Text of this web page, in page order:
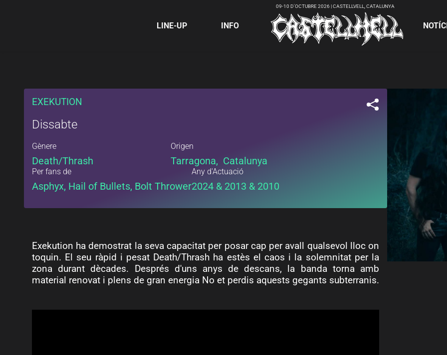
LINE-UP INFO
09-10 D'OCTUBRE 2026 | CASTELLVELL, CATALUNYA
EXEKUTION
Dissabte
Gènere
Death/Thrash
Origen
Tarragona, Catalunya
Per fans de
Asphyx, Hail of Bullets, Bolt Thrower
Any d'Actuació
2024 & 2013 & 2010
Exekution ha demostrat la seva capacitat per posar cap per avall qualsevol lloc on
toquin. El seu ràpid i pesat Death/Thrash ha estès el caos i la solemnitat per la
zona durant dècades. Després d'uns anys de descans, la banda torna amb
material renovat i plens de gran energia No et perdis aquests gegants subterranis.